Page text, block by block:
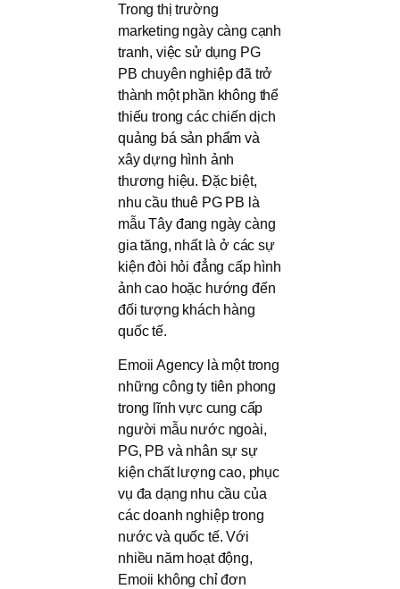
Trong thị trường
marketing ngày càng cạnh
tranh, việc sử dụng PG
PB chuyên nghiệp đã trở
thành một phần không thể
thiếu trong các chiến dịch
quảng bá sản phẩm và
xây dựng hình ảnh
thương hiệu. Đặc biệt,
nhu cầu thuê PG PB là
mẫu Tây đang ngày càng
gia tăng, nhất là ở các sự
kiện đòi hỏi đẳng cấp hình
ảnh cao hoặc hướng đến
đối tượng khách hàng
quốc tế.
Emoii Agency là một trong
những công ty tiên phong
trong lĩnh vực cung cấp
người mẫu nước ngoài,
PG, PB và nhân sự sự
kiện chất lượng cao, phục
vụ đa dạng nhu cầu của
các doanh nghiệp trong
nước và quốc tế. Với
nhiều năm hoạt động,
Emoii không chỉ đơn